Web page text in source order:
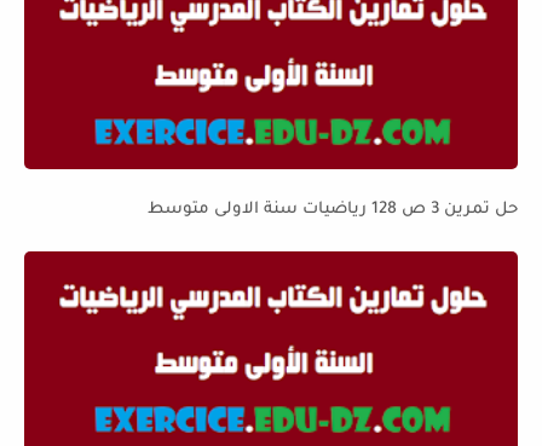
حل تمرين 3 ص 128 رياضيات سنة الاولى متوسط